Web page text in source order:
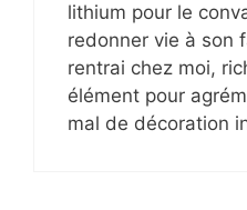
lithium pour le
redonner vie à son
rentrai chez moi,
élément pour
mal de décoration